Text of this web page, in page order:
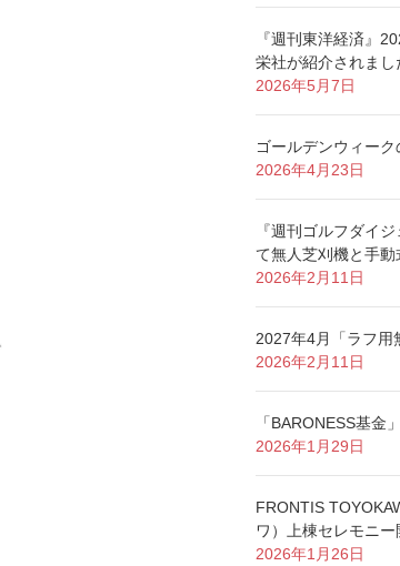
『週刊東洋経済』
栄社が紹介されまし
2026年5月7日
ゴールデンウィー
2026年4月23日
『週刊ゴルフダイ
て無人芝刈機と手
2026年2月11日
2027年4月「ラフ用
2026年2月11日
「BARONESS基金
2026年1月29日
FRONTIS
ワ）上棟セレモニ
2026年1月26日